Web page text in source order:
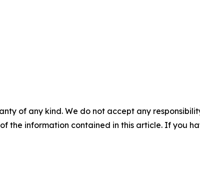
of any kind. We do not accept any
the information contained in this article. If you